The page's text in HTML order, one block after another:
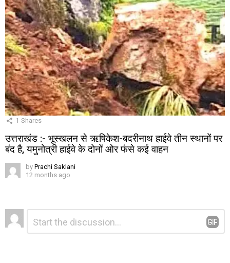
1 Shares
उत्तराखंड :- भूस्खलन से ऋषिकेश-बदरीनाथ हाईवे तीन स्थानों पर
बंद है, यमुनोत्री हाईवे के दोनों ओर फंसे कई वाहन
by Prachi Saklani
12 months ago
Leave
a
Reply